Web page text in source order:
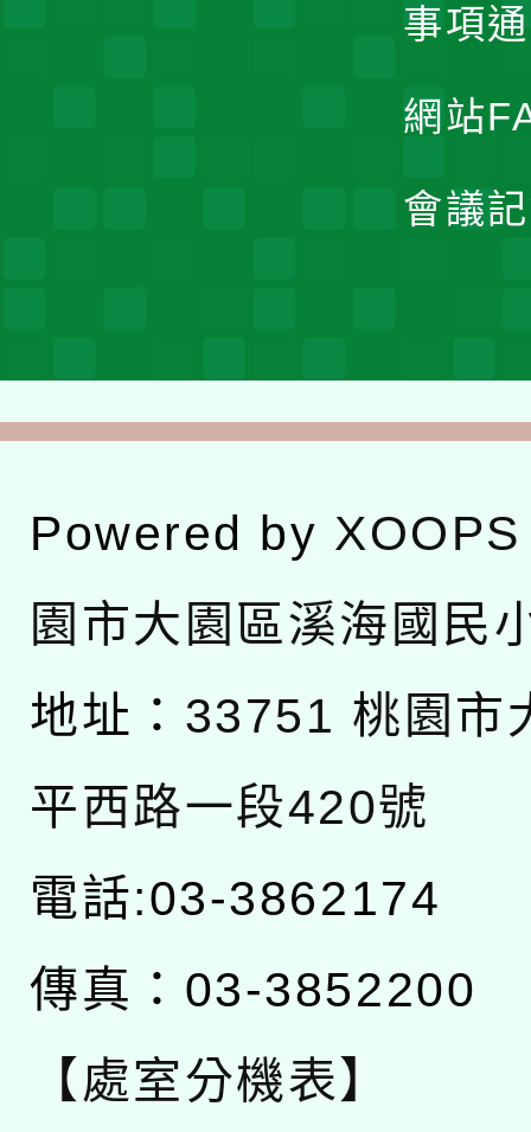
事項
網站
會議
Powered by XOOPS
園市大園區溪海國民
地址： 33751 桃園市
平西路一段420號
電話:03-3862174
傳真：03-3852200
【處室分機表】